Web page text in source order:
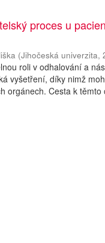
proces u
(Jihočeská univerzita,
roli v odhalování a
vyšetření, díky nimž
orgánech. Cesta k těmto